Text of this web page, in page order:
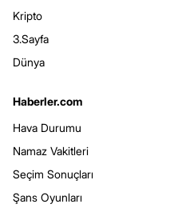
Kripto
3.Sayfa
Dünya
Haberler.com
Hava Durumu
Namaz Vakitleri
Seçim Sonuçları
Şans Oyunları